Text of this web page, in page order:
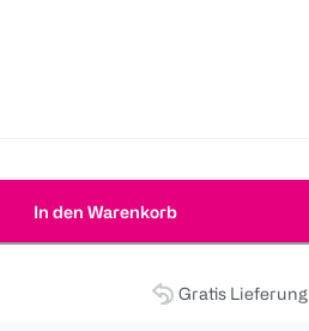
In den Warenkorb
Gratis